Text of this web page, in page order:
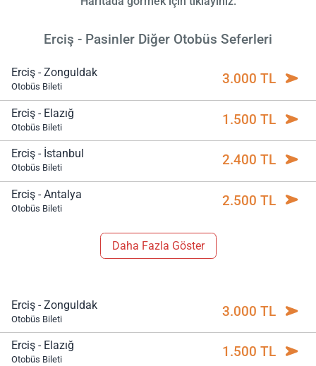
Erciş - Pasinler Diğer Otobüs Seferleri
Erciş - Zonguldak
Otobüs Bileti 3.000 TL
Erciş - Elazığ
Otobüs Bileti 1.500 TL
Erciş - İstanbul
Otobüs Bileti 2.400 TL
Erciş - Antalya
Otobüs Bileti 2.500 TL
Daha Fazla Göster
Erciş - Zonguldak
Otobüs Bileti 3.000 TL
Erciş - Elazığ
Otobüs Bileti 1.500 TL